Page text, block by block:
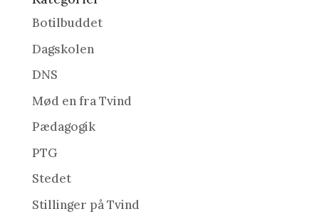
Botilbuddet
Dagskolen
DNS
Mød en fra Tvind
Pædagogik
PTG
Stedet
Stillinger på Tvind